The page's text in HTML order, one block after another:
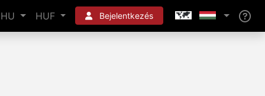
HU HUF Bejelentkezés